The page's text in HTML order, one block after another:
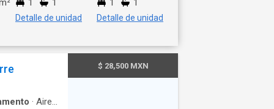
1 1
Detalle de unidad
1 1
Detalle de unidad
· Aire
$ 28,500 MXN